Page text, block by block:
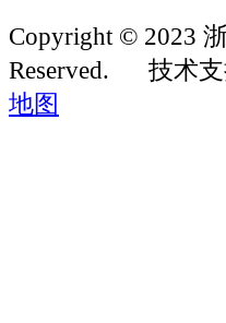
Copyright © 2023
Reserved.
技术支
地图